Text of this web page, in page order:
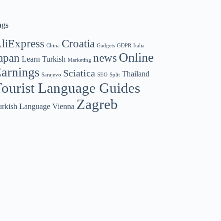
China Croatia Gadgets GDPR Italia
Learn Turkish Marketing news Online
Sarajevo Sciatica SEO Split Thailand
Language Guides
Language Vienna Zagreb